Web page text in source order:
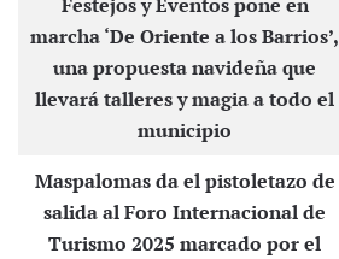
marcha ‘De Oriente a los Barrios’,
una propuesta navideña que
llevará talleres y magia a todo el
municipio
Maspalomas da el pistoletazo de
salida al Foro Internacional de
Turismo 2025 marcado por el